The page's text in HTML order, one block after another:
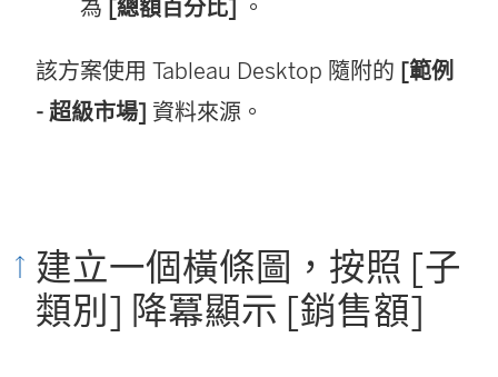
為 [總額百分比] 。
該方案使用 Tableau Desktop 隨附的 [範例
- 超級市場] 資料來源。
建立一個橫條圖，按照 [子
類別] 降冪顯示 [銷售額]